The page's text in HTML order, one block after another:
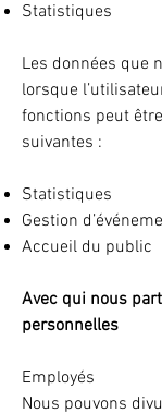
Statistiques
Les données que
lorsque
fonctions peut
suivantes :
Statistiques
Gestion
Accueil du public
Avec qui nous
personnelles
Employés
Nous pouvons